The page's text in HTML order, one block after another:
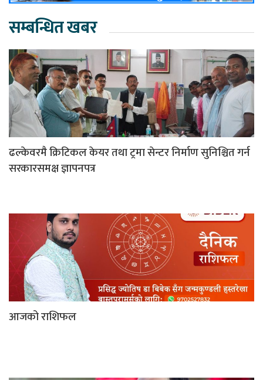
सम्बन्धित खबर
ढल्केवरमै क्रिटिकल केयर तथा ट्रमा सेन्टर निर्माण सुनिश्चित गर्न
सरकारसमक्ष ज्ञापनपत्र
आजको राशिफल